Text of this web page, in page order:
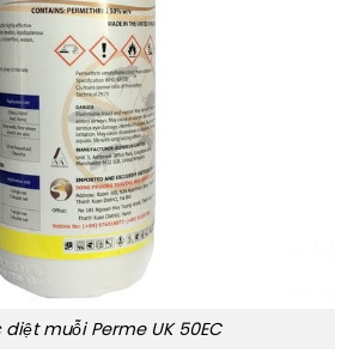
diệt muỗi Perme UK 50EC